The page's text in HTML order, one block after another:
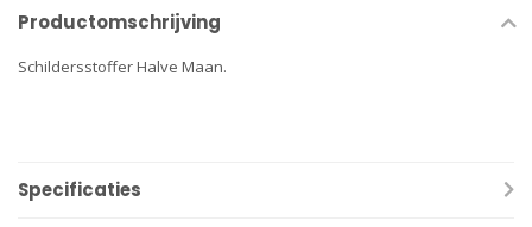
Productomschrijving
Schildersstoffer Halve Maan.
Specificaties